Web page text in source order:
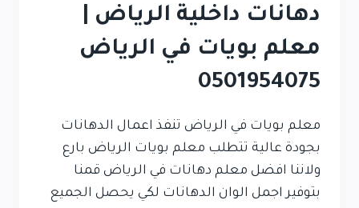
دهانات داخلية الرياض |
معلم بويات في الرياض
0501954075
معلم بويات في الرياض تنفذ اعمال الدهانات
بجودة عالية تتطلب معلم بويات الرياض بارع
ولاننا افضل معلم دهانات في الرياض قمنا
بتوفير اجمل الوان الدهانات لكي يحصل الجميع